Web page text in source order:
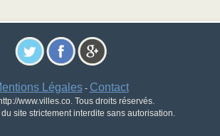
Légales- Contact
www.villes.co. Tous droits réservés.
site strictement interdite sans autorisation.